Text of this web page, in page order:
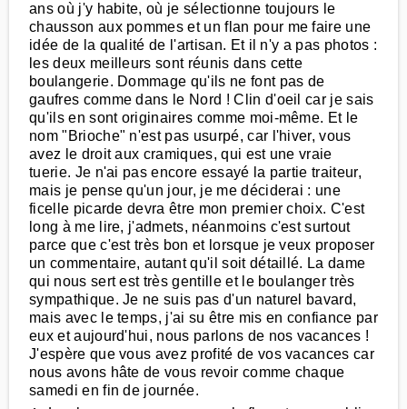
ans où j'y habite, où je sélectionne toujours le
chausson aux pommes et un flan pour me faire une
idée de la qualité de l'artisan. Et il n'y a pas photos :
les deux meilleurs sont réunis dans cette
boulangerie. Dommage qu'ils ne font pas de
gaufres comme dans le Nord ! Clin d'oeil car je sais
qu'ils en sont originaires comme moi-même. Et le
nom "Brioche" n'est pas usurpé, car l'hiver, vous
avez le droit aux cramiques, qui est une vraie
tuerie. Je n'ai pas encore essayé la partie traiteur,
mais je pense qu'un jour, je me déciderai : une
ficelle picarde devra être mon premier choix. C'est
long à me lire, j'admets, néanmoins c'est surtout
parce que c'est très bon et lorsque je veux proposer
un commentaire, autant qu'il soit détaillé. La dame
qui nous sert est très gentille et le boulanger très
sympathique. Je ne suis pas d'un naturel bavard,
mais avec le temps, j'ai su être mis en confiance par
eux et aujourd'hui, nous parlons de nos vacances !
J'espère que vous avez profité de vos vacances car
nous avons hâte de vous revoir comme chaque
samedi en fin de journée.